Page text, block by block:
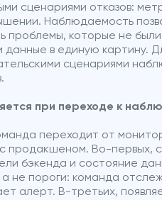
сценариями отказов:
Наблюдаемость
проблемы, которые не
данные в единую картину.
сценариями
при переходе к
переходит от
продакшеном. Во-первых,
бэкенда и состояние
не пороги: команда
алерт. В-третьих,